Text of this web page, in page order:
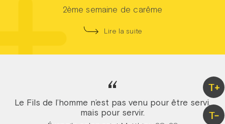
2ème semaine de carême
Lire la suite
T+
T-
“
Le Fils de l’homme n’est pas venu pour être servi,
mais pour servir.